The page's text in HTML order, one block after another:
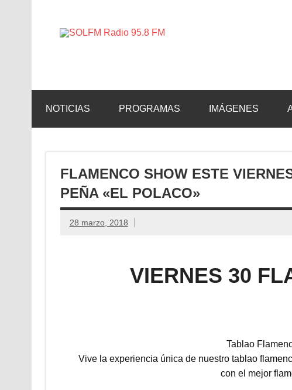
NOTICIAS PROGRAMAS IMÁGENES
FLAMENCO SHOW ESTE
PEÑA «EL POLACO»
28 marzo, 2018
VIERNES 30
Tablao
Vive la experiencia única de nuestro tablao
con el mejor